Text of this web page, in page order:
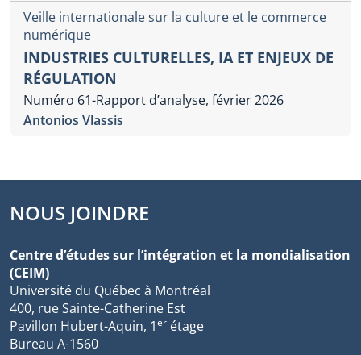
Veille internationale sur la culture et le commerce
numérique
INDUSTRIES CULTURELLES, IA ET ENJEUX DE
RÉGULATION
Numéro 61-Rapport d’analyse, février 2026
Antonios Vlassis
NOUS JOINDRE
Centre d’études sur l’intégration et la mondialisation
(CEIM)
Université du Québec à Montréal
400, rue Sainte-Catherine Est
Pavillon Hubert-Aquin, 1er étage
Bureau A-1560